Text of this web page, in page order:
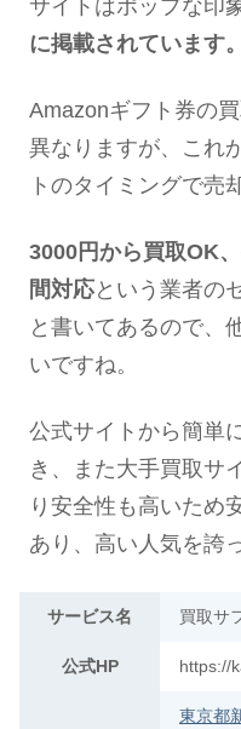
サイトはポップな印
に掲載されています。
Amazonギフト券の
異なりますが、これ
トのタイミングで売
3000円から買取OK
間対応という業者の
と書いてあるので、
いですね。
公式サイトから簡単
き、また大手買取サ
り安全性も高いため
あり、高い人気を誇
サービス名 買取サ
公式HP https://
東京都